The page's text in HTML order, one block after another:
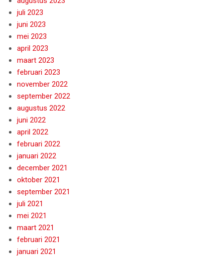
juli 2023
juni 2023
mei 2023
april 2023
maart 2023
februari 2023
november 2022
september 2022
augustus 2022
juni 2022
april 2022
februari 2022
januari 2022
december 2021
oktober 2021
september 2021
juli 2021
mei 2021
maart 2021
februari 2021
januari 2021